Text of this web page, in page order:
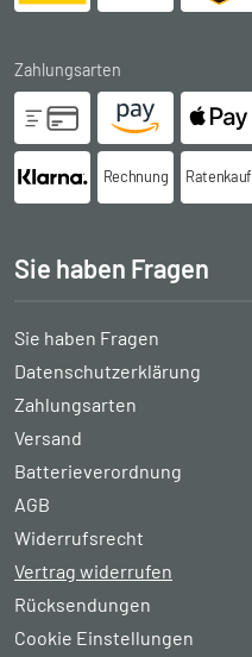
Zahlungsarten
Rechnung Ratenkauf
Sie haben Fragen
Sie haben Fragen
Datenschutzerklärung
Zahlungsarten
Versand
Batterieverordnung
AGB
Widerrufsrecht
Vertrag widerrufen
Rücksendungen
Cookie Einstellungen